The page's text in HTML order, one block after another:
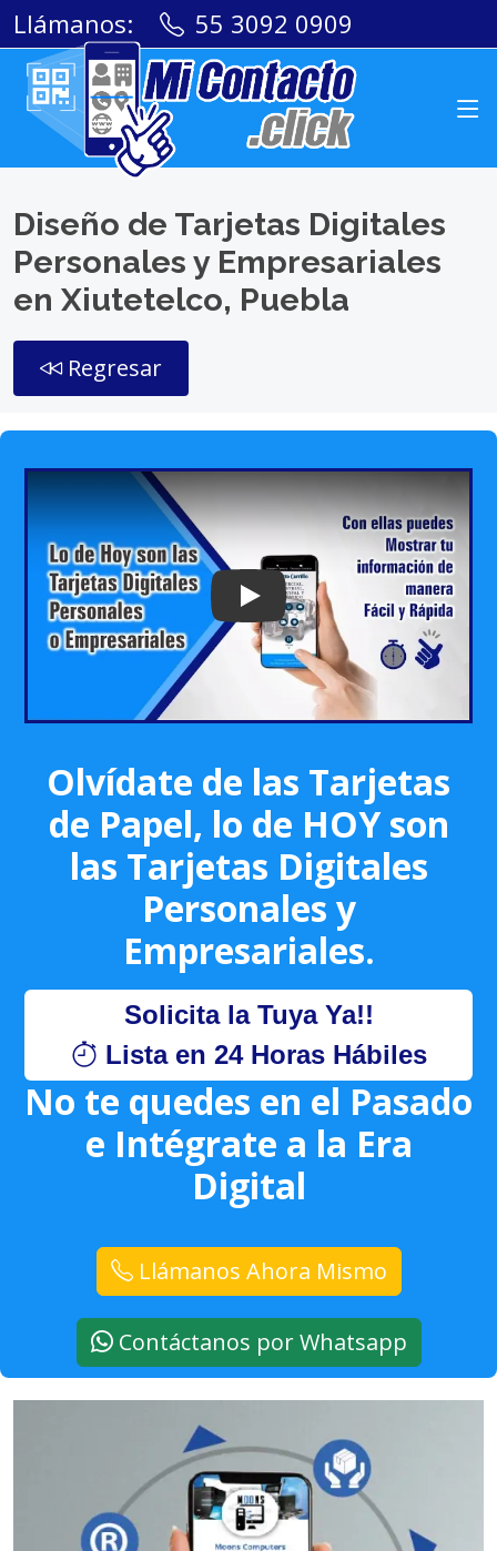
Llámanos: 55 3092 0909
Diseño de Tarjetas Digitales
Personales y Empresariales
en Xiutetelco, Puebla
Regresar
Play: Keynote (Google I/O '18)
Olvídate de las Tarjetas
de Papel, lo de HOY son
las Tarjetas Digitales
Personales y
Empresariales.
Solicita la Tuya Ya!!
Lista en 24 Horas Hábiles
No te quedes en el Pasado
e Intégrate a la Era
Digital
Llámanos Ahora Mismo
Contáctanos por Whatsapp